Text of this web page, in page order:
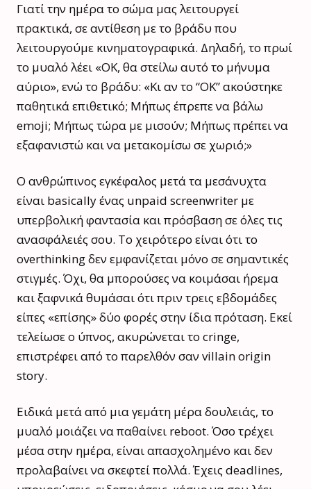
Γιατί την ημέρα το σώμα μας λειτουργεί
πρακτικά, σε αντίθεση με το βράδυ που
λειτουργούμε κινηματογραφικά. Δηλαδή, το πρωί
το μυαλό λέει «ΟΚ, θα στείλω αυτό το μήνυμα
αύριο», ενώ το βράδυ: «Κι αν το “ΟΚ” ακούστηκε
παθητικά επιθετικό; Μήπως έπρεπε να βάλω
emoji; Μήπως τώρα με μισούν; Μήπως πρέπει να
εξαφανιστώ και να μετακομίσω σε χωριό;»
Ο ανθρώπινος εγκέφαλος μετά τα μεσάνυχτα
είναι basically ένας unpaid screenwriter με
υπερβολική φαντασία και πρόσβαση σε όλες τις
ανασφάλειές σου. Το χειρότερο είναι ότι το
overthinking δεν εμφανίζεται μόνο σε σημαντικές
στιγμές. Όχι, θα μπορούσες να κοιμάσαι ήρεμα
και ξαφνικά θυμάσαι ότι πριν τρεις εβδομάδες
είπες «επίσης» δύο φορές στην ίδια πρόταση. Εκεί
τελείωσε ο ύπνος, ακυρώνεται το cringe,
επιστρέφει από το παρελθόν σαν villain origin
story.
Ειδικά μετά από μια γεμάτη μέρα δουλειάς, το
μυαλό μοιάζει να παθαίνει reboot. Όσο τρέχει
μέσα στην ημέρα, είναι απασχολημένο και δεν
προλαβαίνει να σκεφτεί πολλά. Έχεις deadlines,